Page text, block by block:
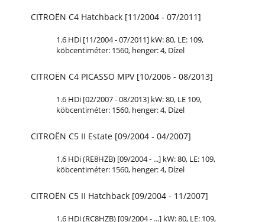
CITROËN C4 Hatchback [11/2004 - 07/2011]
1.6 HDi [11/2004 - 07/2011] kW: 80, LE: 109,
köbcentiméter: 1560, henger: 4, Dízel
CITROËN C4 PICASSO MPV [10/2006 - 08/2013]
1.6 HDi [02/2007 - 08/2013] kW: 80, LE 109,
köbcentiméter: 1560, henger: 4, Dízel
CITROËN C5 II Estate [09/2004 - 04/2007]
1.6 HDi (RE8HZB) [09/2004 - ...] kW: 80, LE: 109,
köbcentiméter: 1560, henger: 4, Dízel
CITROËN C5 II Hatchback [09/2004 - 11/2007]
1.6 HDi (RC8HZB) [09/2004 - ...] kW: 80, LE: 109,